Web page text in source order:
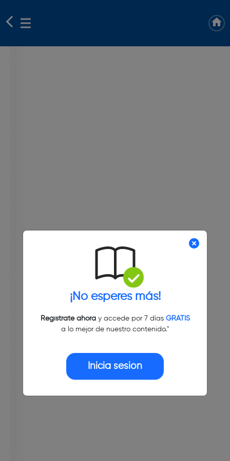
¡No esperes más!
Regístrate ahoray accede por 7 días GRATIS
a lo mejor de nuestro contenido."
Inicia sesión